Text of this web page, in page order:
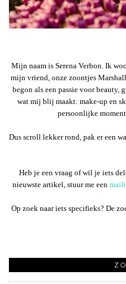
Mijn naam is Serena Verbon. Ik
mijn vriend, onze zoontjes
begon als een passie voor beauty,
wat mij blij maakt: make-up en
persoonlijke
Dus scroll lekker rond, pak er een
Heb je een vraag of wil je iets
nieuwste artikel, stuur me een
Op zoek naar iets specifieks? De